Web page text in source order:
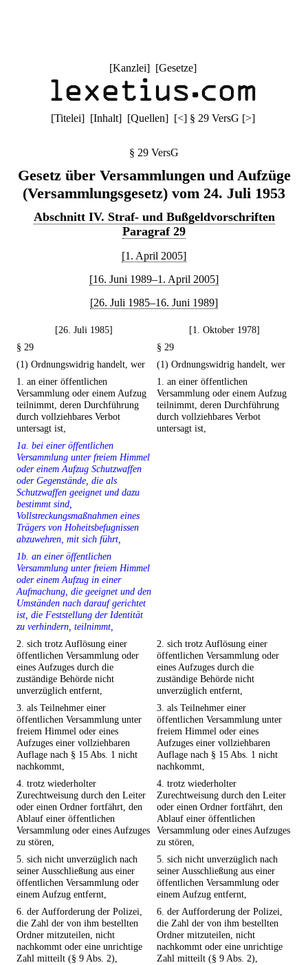
[Kanzlei] [Gesetze]
[Titelei] [Inhalt] [Quellen] [<] § 29 VersG [>]
§ 29 VersG
Gesetz über Versammlungen und Aufzüge
(Versammlungsgesetz) vom 24. Juli 1953
Abschnitt IV. Straf- und Bußgeldvorschriften
Paragraf 29
[1. April 2005]
[16. Juni 1989–1. April 2005]
[26. Juli 1985–16. Juni 1989]
[26. Juli 1985]
[1. Oktober 1978]
§ 29
§ 29
(1) Ordnungswidrig handelt, wer
(1) Ordnungswidrig handelt, wer
1. an einer öffentlichen
Versammlung oder einem Aufzug
teilnimmt, deren Durchführung
durch vollziehbares Verbot
untersagt ist,
1. an einer öffentlichen
Versammlung oder einem Aufzug
teilnimmt, deren Durchführung
durch vollziehbares Verbot
untersagt ist,
1a. bei einer öffentlichen
Versammlung unter freiem Himmel
oder einem Aufzug Schutzwaffen
oder Gegenstände, die als
Schutzwaffen geeignet und dazu
bestimmt sind,
Vollstreckungsmaßnahmen eines
Trägers von Hoheitsbefugnissen
abzuwehren, mit sich führt,
1b. an einer öffentlichen
Versammlung unter freiem Himmel
oder einem Aufzug in einer
Aufmachung, die geeignet und den
Umständen nach darauf gerichtet
ist, die Feststellung der Identität
zu verhindern, teilnimmt,
2. sich trotz Auflösung einer
öffentlichen Versammlung oder
eines Aufzuges durch die
zuständige Behörde nicht
unverzüglich entfernt,
2. sich trotz Auflösung einer
öffentlichen Versammlung oder
eines Aufzuges durch die
zuständige Behörde nicht
unverzüglich entfernt,
3. als Teilnehmer einer
öffentlichen Versammlung unter
freiem Himmel oder eines
Aufzuges einer vollziehbaren
Auflage nach § 15 Abs. 1 nicht
nachkommt,
3. als Teilnehmer einer
öffentlichen Versammlung unter
freiem Himmel oder eines
Aufzuges einer vollziehbaren
Auflage nach § 15 Abs. 1 nicht
nachkommt,
4. trotz wiederholter
Zurechtweisung durch den Leiter
oder einen Ordner fortfährt, den
Ablauf einer öffentlichen
Versammlung oder eines Aufzuges
zu stören,
4. trotz wiederholter
Zurechtweisung durch den Leiter
oder einen Ordner fortfährt, den
Ablauf einer öffentlichen
Versammlung oder eines Aufzuges
zu stören,
5. sich nicht unverzüglich nach
seiner Ausschließung aus einer
öffentlichen Versammlung oder
einem Aufzug entfernt,
5. sich nicht unverzüglich nach
seiner Ausschließung aus einer
öffentlichen Versammlung oder
einem Aufzug entfernt,
6. der Aufforderung der Polizei,
die Zahl der von ihm bestellten
Ordner mitzuteilen, nicht
nachkommt oder eine unrichtige
Zahl mitteilt (§ 9 Abs. 2),
6. der Aufforderung der Polizei,
die Zahl der von ihm bestellten
Ordner mitzuteilen, nicht
nachkommt oder eine unrichtige
Zahl mitteilt (§ 9 Abs. 2),